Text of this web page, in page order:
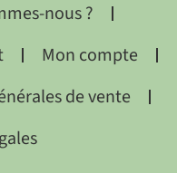
nous ?
Mon compte
de vente